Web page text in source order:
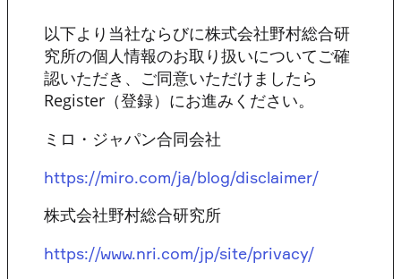
以下より当社ならびに株式会社野村総合研
究所の個人情報のお取り扱いについてご確
認いただき、ご同意いただけましたら
Register（登録）にお進みください。
ミロ・ジャパン合同会社
https://miro.com/ja/blog/disclaimer/
株式会社野村総合研究所
https://www.nri.com/jp/site/privacy/